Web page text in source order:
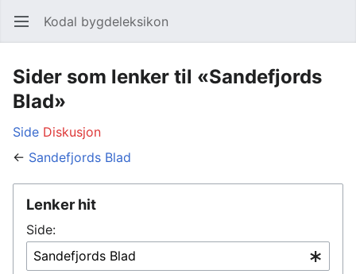
Åpne hovedmenyen Kodal bygdeleksikon
Sider som lenker til «Sandefjords
Blad»
Side Diskusjon
← Sandefjords Blad
Lenker hit
Side: